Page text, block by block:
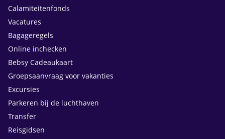
Calamiteitenfonds
Vacatures
Bagageregels
Online inchecken
Bebsy Cadeaukaart
Groepsaanvraag voor vakanties
Excursies
Parkeren bij de luchthaven
Transfer
Reisgidsen